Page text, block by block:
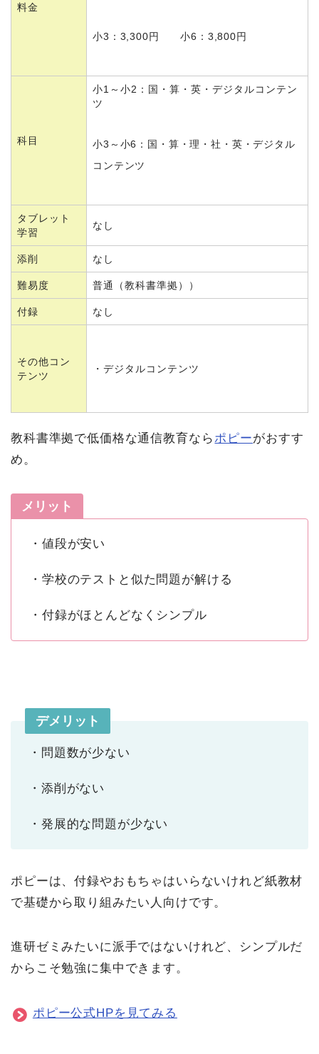
料金
小3：3,300円 小6：3,800円
科目
小1～小2：国・算・英・デジタルコンテン
ツ
小3～小6：国・算・理・社・英・デジタル
コンテンツ
タブレット
学習
なし
添削 なし
難易度 普通（教科書準拠））
付録 なし
その他コン
テンツ
・デジタルコンテンツ
教科書準拠で低価格な通信教育ならポピーがおすす
め。
メリット
・値段が安い
・学校のテストと似た問題が解ける
・付録がほとんどなくシンプル
デメリット
・問題数が少ない
・添削がない
・発展的な問題が少ない
ポピーは、付録やおもちゃはいらないけれど紙教材
で基礎から取り組みたい人向けです。
進研ゼミみたいに派手ではないけれど、シンプルだ
からこそ勉強に集中できます。
ポピー公式HPを見てみる